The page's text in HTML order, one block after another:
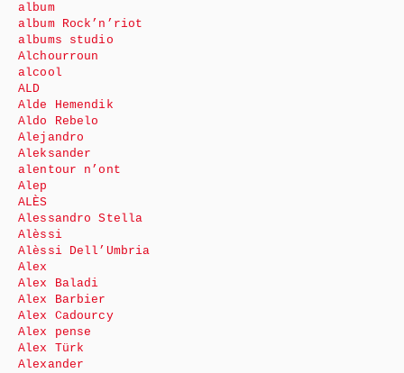
album
album Rock’n’riot
albums studio
Alchourroun
alcool
ALD
Alde Hemendik
Aldo Rebelo
Alejandro
Aleksander
alentour n’ont
Alep
ALÈS
Alessandro Stella
Alèssi
Alèssi Dell’Umbria
Alex
Alex Baladi
Alex Barbier
Alex Cadourcy
Alex pense
Alex Türk
Alexander